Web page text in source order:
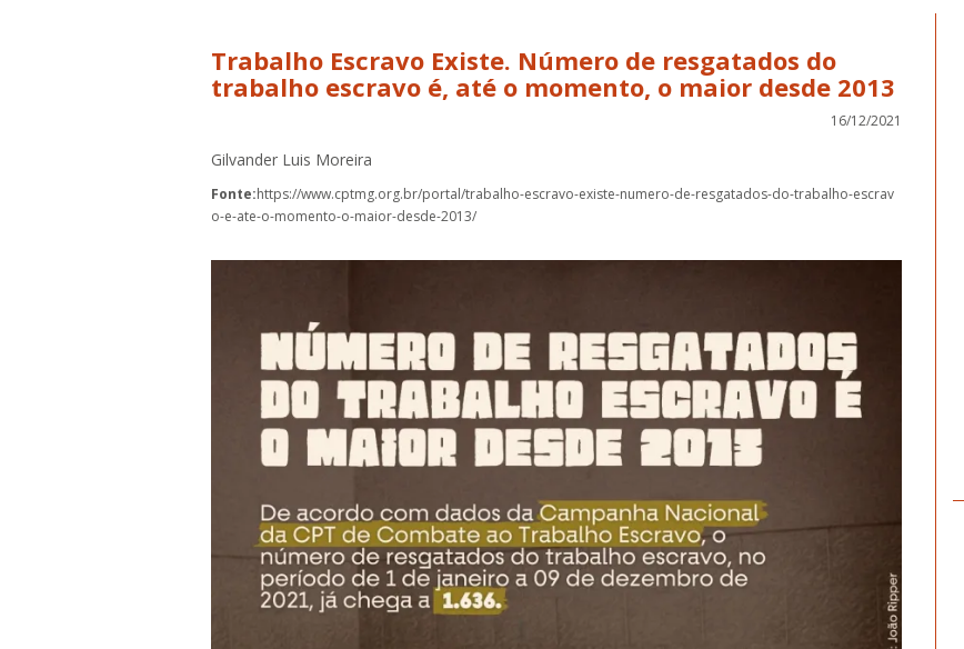
Trabalho Escravo Existe. Número de resgatados do
trabalho escravo é, até o momento, o maior desde 2013
16/12/2021
Gilvander Luis Moreira
Fonte:https://www.cptmg.org.br/portal/trabalho-escravo-existe-numero-de-resgatados-do-trabalho-escrav
o-e-ate-o-momento-o-maior-desde-2013/